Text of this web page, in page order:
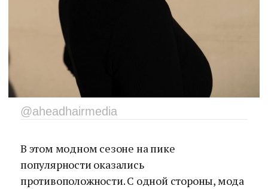
@aheadhairmedia
В этом модном сезоне на пике
популярности оказались
противоположности. С одной стороны, мода